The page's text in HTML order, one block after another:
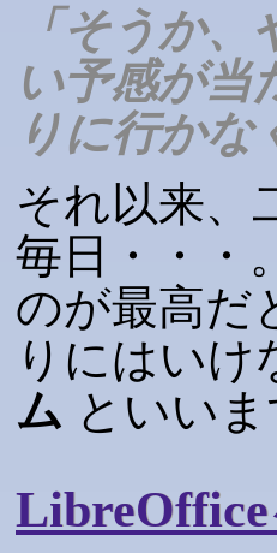
「そうか
い予感が当
りに行か
それ以来、
毎日・・・
のが最高だ
りにはい
ム といいま
LibreOffice